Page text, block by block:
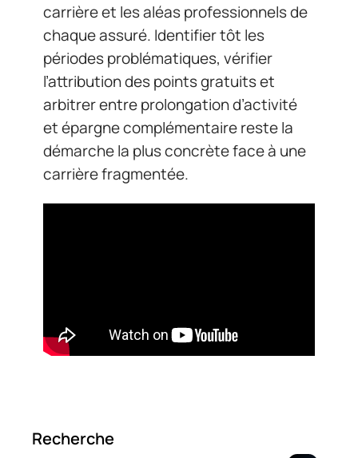
carrière et les aléas professionnels de
chaque assuré. Identifier tôt les
périodes problématiques, vérifier
l’attribution des points gratuits et
arbitrer entre prolongation d’activité
et épargne complémentaire reste la
démarche la plus concrète face à une
carrière fragmentée.
Recherche